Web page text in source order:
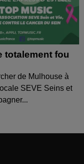
totalement fou
de Mulhouse à
SEVE Seins et